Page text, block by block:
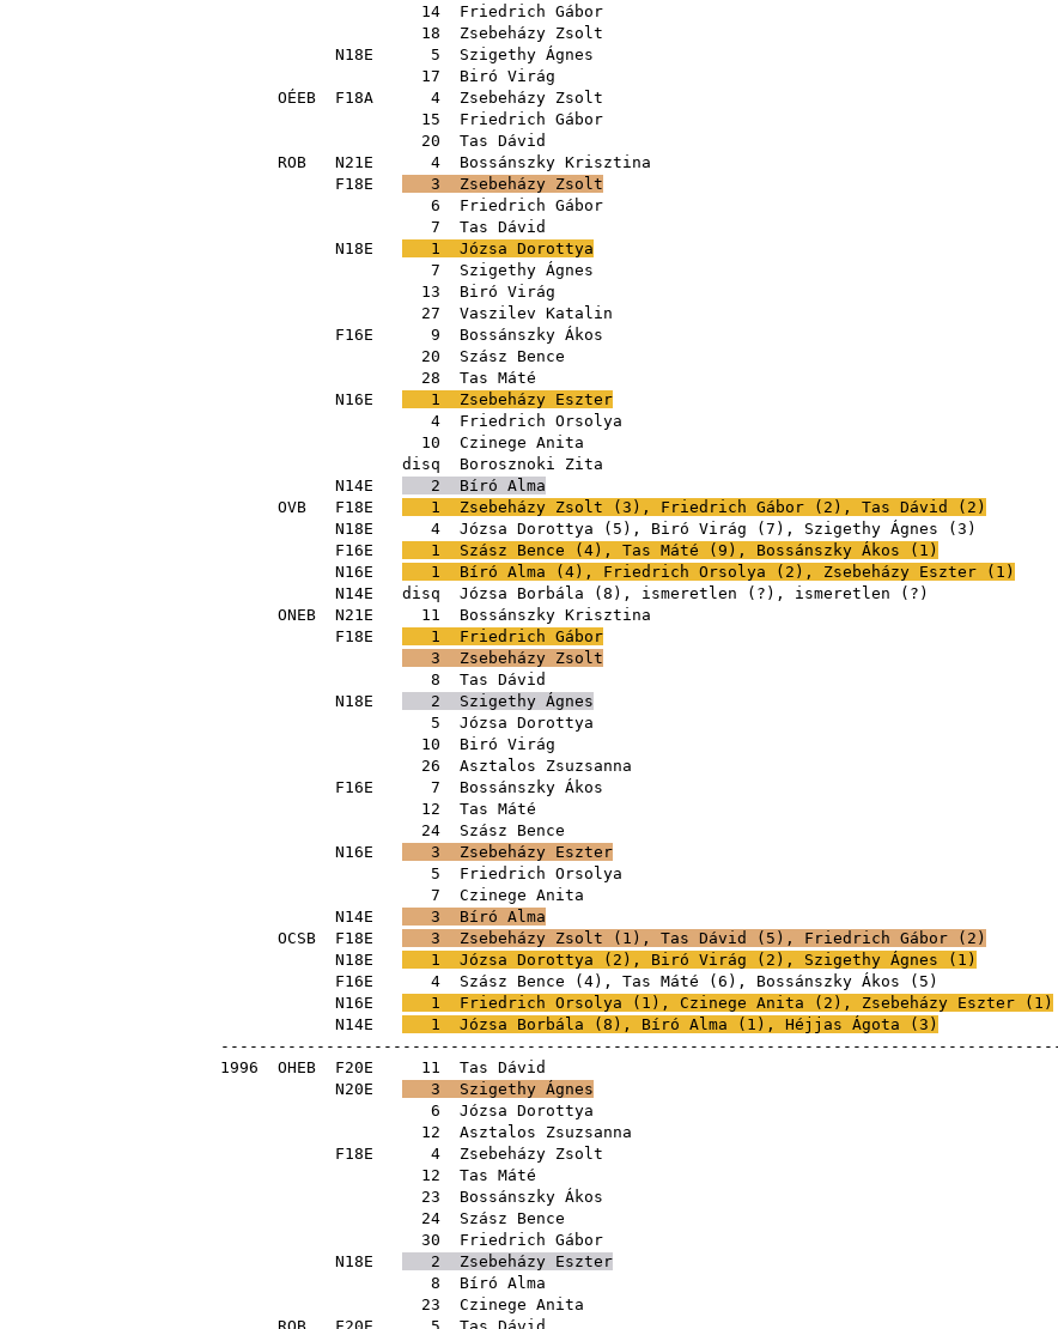
14
Friedrich Gábor
18
Zsebeházy Zsolt
N18E 5
Szigethy Ágnes
17
Biró Virág
OÉEB F18A 4
Zsebeházy Zsolt
15
Friedrich Gábor
20
Tas Dávid
ROB N21E 4
Bossánszky Krisztina
F18E
3
Zsebeházy Zsolt
6
Friedrich Gábor
7
Tas Dávid
N18E
1
Józsa Dorottya
7
Szigethy Ágnes
13
Biró Virág
27
Vaszilev Katalin
F16E 9
Bossánszky Ákos
20
Szász Bence
28
Tas Máté
N16E
1
Zsebeházy Eszter
4
Friedrich Orsolya
10
Czinege Anita
disq
Borosznoki Zita
N14E
2
Bíró Alma
OVB F18E 1 Zsebeházy Zsolt ( 3 ), Friedrich Gábor ( 2 ), Tas Dávid ( 2 )
N18E 4 Józsa Dorottya ( 5 ), Biró Virág ( 7 ), Szigethy Ágnes ( 3
F16E
1 Szász Bence ( 4), Tas Máté ( 9 ), Bossánszky Ákos ( 1 )
N16E
1 Bíró Alma ( 4), Friedrich Orsolya ( 2 ), Zsebeházy Eszter ( 1 )
N14E disq Józsa Borbála ( 8 ), ismeretlen (?),
ONEB N21E 11
Bossánszky Krisztina
F18E
1
Friedrich Gábor
3
Zsebeházy Zsolt
8
Tas Dávid
N18E
2
Szigethy Ágnes
5
Józsa Dorottya
10
Biró Virág
26
Asztalos Zsuzsanna
F16E 7
Bossánszky Ákos
12
Tas Máté
24
Szász Bence
N16E
3
Zsebeházy Eszter
5
Friedrich Orsolya
7
Czinege Anita
N14E
3
Bíró Alma
OCSB F18E 3 Zsebeházy Zsolt ( 1 ), Tas Dávid ( 5 ), Friedrich Gábor ( 2 )
N18E
1 Józsa Dorottya ( 2 ), Biró Virág ( 2 ), Szigethy Ágnes ( 1 )
F16E 4 Szász Bence ( 4), Tas Máté ( 6 ), Bossánszky Ákos ( 5
N16E
1 Friedrich Orsolya ( 1 ), Czinege Anita ( 2 ), Zsebeházy Eszter ( 1 )
N14E
1 Józsa Borbála ( 8 ), Bíró Alma ( 1 ), Héjjas Ágota ( 3 )
1996 OHEB F20E 11
Tas Dávid
N20E
3
Szigethy Ágnes
6
Józsa Dorottya
12
Asztalos Zsuzsanna
F18E 4
Zsebeházy Zsolt
12
Tas Máté
23
Bossánszky Ákos
24
Szász Bence
30
Friedrich Gábor
N18E
2
Zsebeházy Eszter
8
Bíró Alma
23
Czinege Anita